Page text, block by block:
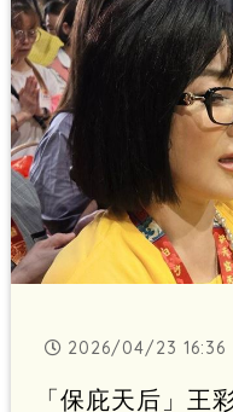
2026/04/23 16:36
「保庇天后」王